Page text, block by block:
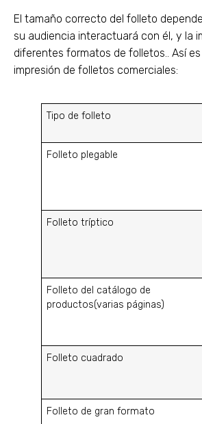
El tamaño correcto del folleto
su audiencia interactuará con él, y la
diferentes formatos de folletos.. Así
impresión de folletos comerciales:
Tipo de folleto
Folleto plegable
Folleto tríptico
Folleto del catálogo de
productos(varias páginas)
Folleto cuadrado
Folleto de gran formato